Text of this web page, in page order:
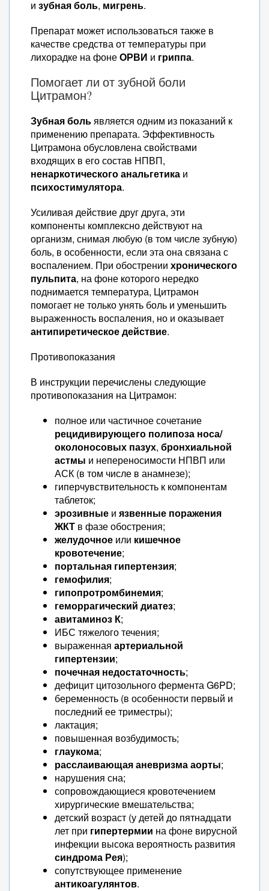
и зубная боль, мигрень.
Препарат может использоваться также в
качестве средства от температуры при
лихорадке на фонеОРВИ и гриппа.
Помогает ли от зубной боли
Цитрамон?
Зубная больявляется одним из показаний к
применению препарата. Эффективность
Цитрамона обусловлена свойствами
входящих в его состав НПВП,
ненаркотического анальгетика и
психостимулятора.
Усиливая действие друг друга, эти
компоненты комплексно действуют на
организм, снимая любую (в том числе зубную)
боль, в особенности, если эта она связана с
воспалением. При обострении хронического
пульпита, на фоне которого нередко
поднимается температура, Цитрамон
помогает не только унять боль и уменьшить
выраженность воспаления, но и оказывает
антипиретическое действие.
Противопоказания
В инструкции перечислены следующие
противопоказания на Цитрамон:
полное или частичное сочетание
рецидивирующего полипоза носа/
околоносовых пазух, бронхиальной
астмы и непереносимости НПВП или
АСК (в том числе в анамнезе);
гиперчувствительность к компонентам
таблеток;
эрозивные и язвенные поражения
ЖКТ в фазе обострения;
желудочное или кишечное
кровотечение;
портальная гипертензия;
гемофилия;
гипопротромбинемия;
геморрагический диатез;
авитаминоз К;
ИБС тяжелого течения;
выраженная артериальной
гипертензии;
почечная недостаточность;
дефицит цитозольного фермента G6PD;
беременность (в особенности первый и
последний ее триместры);
лактация;
повышенная возбудимость;
глаукома;
расслаивающая аневризма аорты;
нарушения сна;
сопровождающиеся кровотечением
хирургические вмешательства;
детский возраст (у детей до пятнадцати
лет при гипертермии на фоне вирусной
инфекции высока вероятность развития
синдрома Рея);
сопутствующее применение
антикоагулянтов.